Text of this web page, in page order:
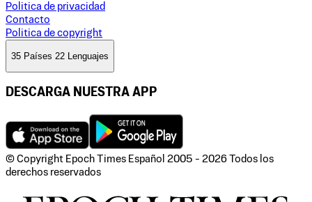
Politica de privacidad
Contacto
Politica de copyright
35 Países 22 Lenguajes
DESCARGA NUESTRA APP
© Copyright Epoch Times Español 2005 - 2026 Todos los
derechos reservados